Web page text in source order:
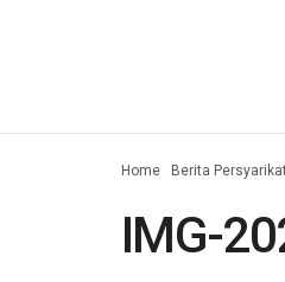
Home Berita
IMG-